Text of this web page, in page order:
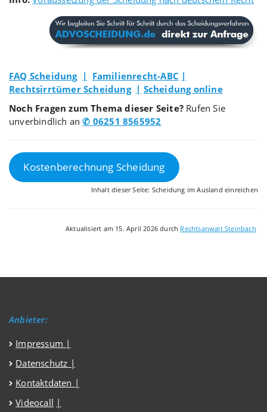
FAQ Scheidung | Familienrecht-ABC |
Rechtsirrtümer Scheidung | Scheidung online
Noch Fragen zum Thema dieser Seite? Rufen Sie
unverbindlich an✆ 06251 8565952
Kostenberechnung Scheidung
Inhalt dieser Seite: Scheidung im Ausland einreichen
Aktualisiert am 15. April 2026 durch Rechtsanwalt Steinbach
Anbieter:
Impressum |
Datenschutz |
Kontaktdaten |
Videocall |